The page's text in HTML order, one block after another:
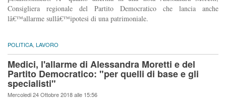
Consigliera regionale del Partito Democratico che lancia anche
lâ€™allarme sullâ€™ipotesi di una patrimoniale.
POLITICA LAVORO
Medici, l'allarme di Alessandra Moretti e del
Partito Democratico: "per quelli di base e gli
specialisti"
Mercoledi 24 Ottobre 2018 alle 15:56